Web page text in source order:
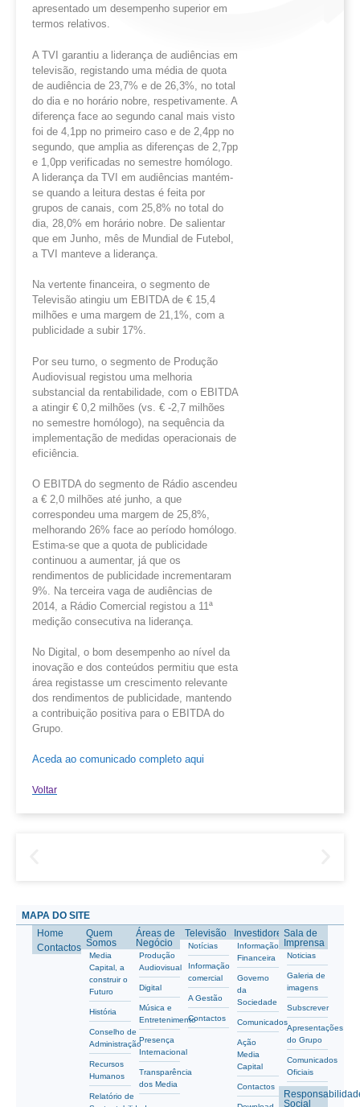
apresentado um desempenho superior em
termos relativos.
A TVI garantiu a liderança de audiências em
televisão, registando uma média de quota
de audiência de 23,7% e de 26,3%, no total
do dia e no horário nobre, respetivamente. A
diferença face ao segundo canal mais visto
foi de 4,1pp no primeiro caso e de 2,4pp no
segundo, que amplia as diferenças de 2,7pp
e 1,0pp verificadas no semestre homólogo.
A liderança da TVI em audiências mantém-
se quando a leitura destas é feita por
grupos de canais, com 25,8% no total do
dia, 28,0% em horário nobre. De salientar
que em Junho, mês de Mundial de Futebol,
a TVI manteve a liderança.
Na vertente financeira, o segmento de
Televisão atingiu um EBITDA de € 15,4
milhões e uma margem de 21,1%, com a
publicidade a subir 17%.
Por seu turno, o segmento de Produção
Audiovisual registou uma melhoria
substancial da rentabilidade, com o EBITDA
a atingir € 0,2 milhões (vs. € -2,7 milhões
no semestre homólogo), na sequência da
implementação de medidas operacionais de
eficiência.
O EBITDA do segmento de Rádio ascendeu
a € 2,0 milhões até junho, a que
correspondeu uma margem de 25,8%,
melhorando 26% face ao período homólogo.
Estima-se que a quota de publicidade
continuou a aumentar, já que os
rendimentos de publicidade incrementaram
9%. Na terceira vaga de audiências de
2014, a Rádio Comercial registou a 11ª
medição consecutiva na liderança.
No Digital, o bom desempenho ao nível da
inovação e dos conteúdos permitiu que esta
área registasse um crescimento relevante
dos rendimentos de publicidade, mantendo
a contribuição positiva para o EBITDA do
Grupo.
Aceda ao comunicado completo aqui
Voltar
MAPA DO SITE
Home
Contactos
Quem
Somos
Media
Capital, a
construir o
Futuro
História
Conselho de
Administração
Recursos
Humanos
Relatório de
Áreas de
Negócio
Produção
Audiovisual
Digital
Música e
Entretenimento
Presença
Internacional
Transparência
dos Media
Televisão
Notícias
Informação
comercial
A Gestão
Contactos
Investidores
Informação
Financeira
Governo
da
Sociedade
Comunicados
Ação
Media
Capital
Contactos
Sala de
Imprensa
Noticias
Galeria de
imagens
Subscrever
Apresentações
do Grupo
Comunicados
Oficiais
Social